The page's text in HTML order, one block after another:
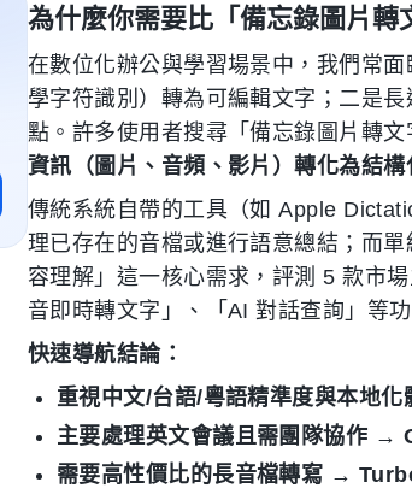
為什麼你需要比「備忘錄圖片轉
在數位化辦公與學習場景中，我們常
學字符識別）轉為可編輯文字；二是
點。許多使用者搜尋「備忘錄圖片轉
資訊（圖片、音頻、影片）轉化為結
傳統系統自帶的工具（如 Apple
理已存在的音檔或進行語意總結；而
容理解」這一核心需求，評測 5 款市
音即時轉文字」、「AI 對話查詢」等
快速導航結論：
重視中文/台語/粵語精準度與本地化
主要處理英文會議且需團隊協作 →
需要高性價比的長音檔轉寫 →